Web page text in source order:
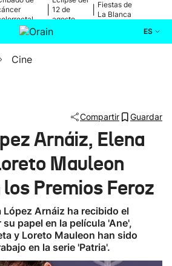
12 de
agosto
Fiestas de
La Blanca
ES
Actualidad
Ikusmiran
Eguraldia
Cine
Compartir Guardar
Arnáiz, Elena
Mauleon
Premios Feroz
López Arnáiz ha recibido el
papel en la película 'Ane',
y Loreto Mauleon han sido
en la serie 'Patria'.